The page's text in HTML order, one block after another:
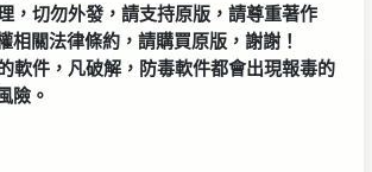
，切勿外發，請支持原版，請尊重著作
相關法律條約，請購買原版，謝謝！
軟件，凡破解，防毒軟件都會出現報毒的
險。